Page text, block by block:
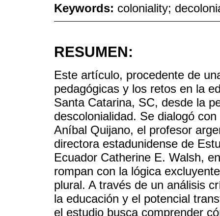
Keywords: coloniality;
RESUMEN:
Este artículo, procedente de
pedagógicas y los retos en la
Santa Catarina, SC, desde la
descolonialidad. Se dialogó
Aníbal Quijano, el profesor
directora estadunidense de
Ecuador Catherine E. Walsh,
rompan con la lógica
plural. A través de un análisis
la educación y el potencial
el estudio busca comprender